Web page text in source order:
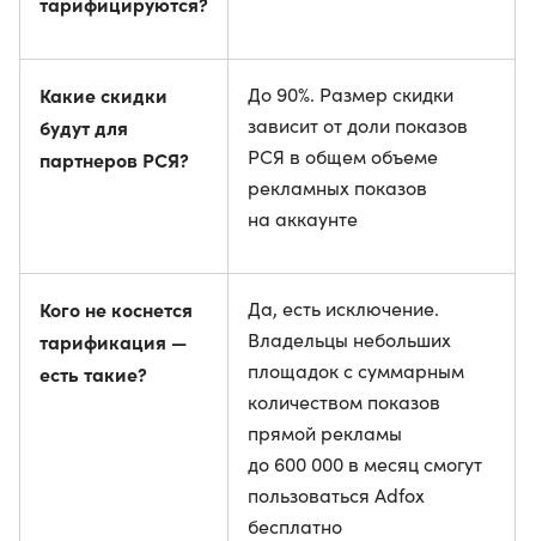
Какие скидки
будут для
партнеров РСЯ?
До 90%. Размер скидки
зависит от доли показов
РСЯ в общем объеме
рекламных показов
на аккаунте
Кого не коснется
тарификация —
есть такие?
Да, есть исключение.
Владельцы небольших
площадок с суммарным
количеством показов
прямой рекламы
до 600 000 в месяц смогут
пользоваться Adfox
бесплатно